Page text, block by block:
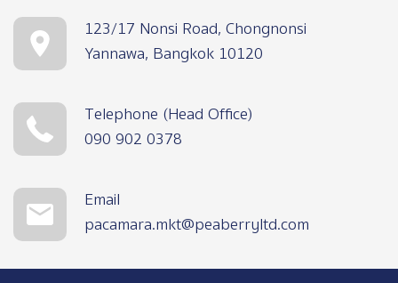
123/17 Nonsi Road, Chongnonsi
Yannawa, Bangkok 10120
Telephone (Head Office)
090 902 0378
Email
pacamara.mkt@peaberryltd.com